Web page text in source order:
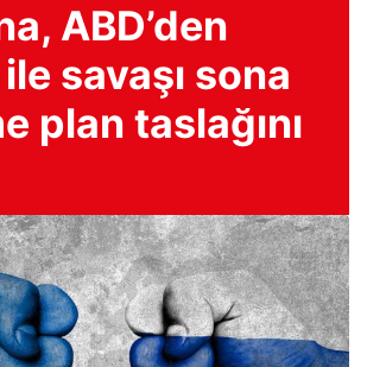
ABD’den
savaşı sona
plan taslağını